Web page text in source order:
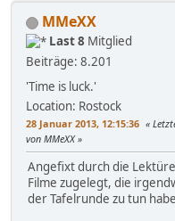
MMeXX
Last 8 Mitglied
Beiträge: 8.201
'Time is luck.'
Location: Rostock
28 Januar 2013, 12:15:36
von MMeXX
Angefixt durch die
Filme zugelegt, die
der Tafelrunde zu tun